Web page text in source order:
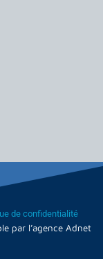
de confidentialité
par l’agence Adnet